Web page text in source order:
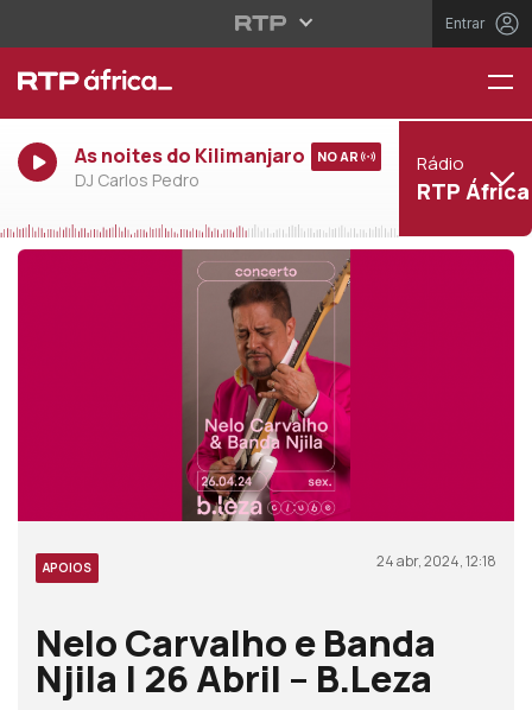
Entrar
As noites do Kilimanjaro
DJ Carlos Pedro
NO AR Rádio
RTP África
APOIOS 24 abr, 2024, 12:18
Nelo Carvalho e Banda
Njila | 26 Abril – B.Leza